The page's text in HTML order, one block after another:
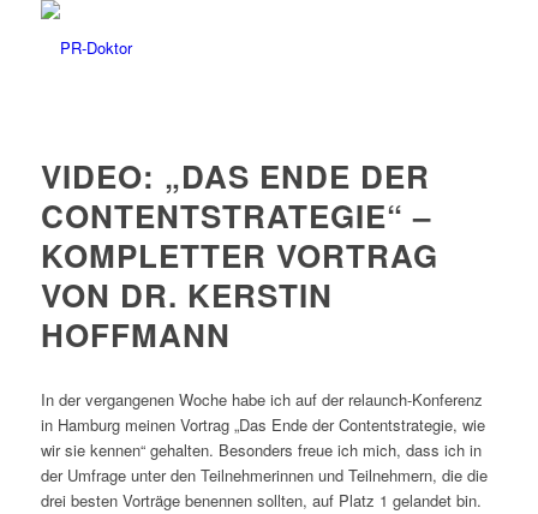
VIDEO: „DAS ENDE DER
CONTENTSTRATEGIE“ –
KOMPLETTER VORTRAG
VON DR. KERSTIN
HOFFMANN
In der vergangenen Woche habe ich auf der relaunch-Konferenz
in Hamburg meinen Vortrag „Das Ende der Contentstrategie, wie
wir sie kennen“ gehalten. Besonders freue ich mich, dass ich in
der Umfrage unter den Teilnehmerinnen und Teilnehmern, die die
drei besten Vorträge benennen sollten, auf Platz 1 gelandet bin.